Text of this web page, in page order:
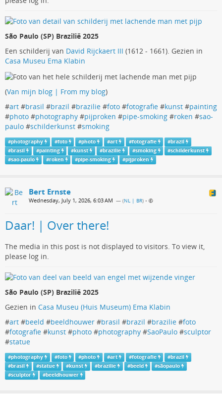
São Paulo (SP) Brazilië 2025
Een schilderij van David Rijckaert III (1612 - 1661). Gezien in
Casa Museu Ema Klabin
(Van mijn blog | From my blog)
#art #brasil #brazil #brazilie #foto #fotografie #kunst #painting
#photo #photography #pijproken #pipe-smoking #roken #sao-
paulo #schilderkunst #smoking
#photography #foto #photo #art #fotografie #brazil
#brasil #painting #kunst #brazilie #smoking #schilderkunst
#sao-paulo #roken #pipe-smoking #pijproken
Bert Ernste
Wednesday, July 1, 2026, 6:03 AM — (NL | BR) •
Daar! | Over there!
The media in this post is not displayed to visitors. To view it,
please log in.
São Paulo (SP) Brazilië 2025
Gezien in Casa Museu (Huis Museum) Ema Klabin
#art #beeld #beeldhouwer #brasil #brazil #brazilie #foto
#fotografie #kunst #photo #photography #SaoPaulo #sculptor
#statue
#photography #foto #photo #art #fotografie #brazil
#brasil #statue #kunst #brazilie #beeld #sãopaulo
#sculptor #beeldhouwer